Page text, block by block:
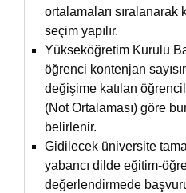
ortalamaları
seçim yapılır.
Yükseköğretim Kurulu
öğrenci kontenjan
değişime katılan
(Not Ortalaması) göre
belirlenir.
Gidilecek üniversite
yabancı dilde eğitim-
değerlendirmede